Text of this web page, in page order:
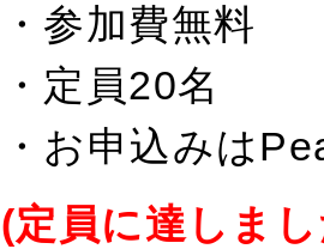
・参加費無料
・定員20名
・お申込みは
(定員に達しま